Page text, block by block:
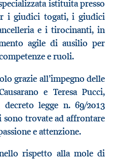
istituita presso
i giudici togati, i giudici
e i tirocinanti, in
agile di ausilio per
e ruoli.
grazie all’impegno delle
e Teresa Pucci,
legge n. 69/2013
trovate ad affrontare
e attenzione.
rispetto alla mole di